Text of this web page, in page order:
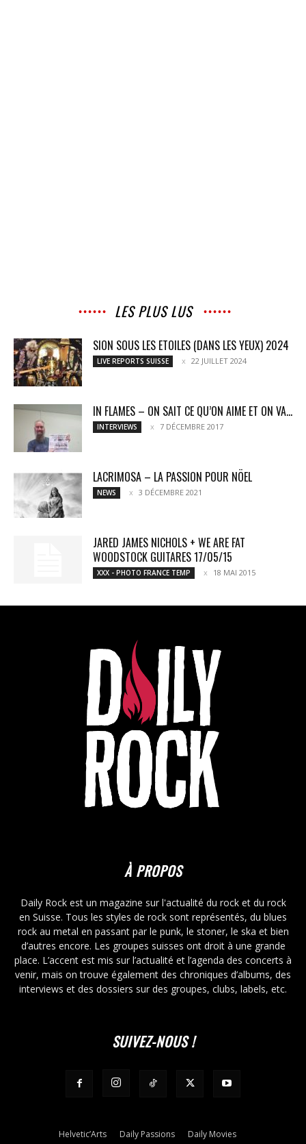
LES PLUS LUS
SION SOUS LES ETOILES (DANS LES YEUX) 2024
LIVE REPORTS SUISSE 22 JUILLET 2024
IN FLAMES – ON SAIT CE QU’ON AIME ET ON VA...
INTERVIEWS 7 DÉCEMBRE 2017
LACRIMOSA – LA PASSION POUR NÖEL
NEWS 3 DÉCEMBRE 2021
JARED JAMES NICHOLS + WE ARE FAT
WOODSTOCK GUITARES 17/05/15
XXX - PHOTO FRANCE TEMP 18 MAI 2015
À PROPOS
Daily Rock est un magazine sur l'actualité du rock et du rock
en Suisse. Tous les styles de rock sont représentés, du blues
rock au metal en passant par le punk, le stoner, le ska et bien
d’autres encore. Les groupes suisses ont droit à une grande
place. L’accent est mis sur l’actualité et l’agenda des concerts à
venir, mais on trouve également des chroniques d’albums, des
interviews et des dossiers sur des groupes, clubs, labels, etc.
SUIVEZ-NOUS !
Helvetic’Arts Daily Passions
Daily Movies